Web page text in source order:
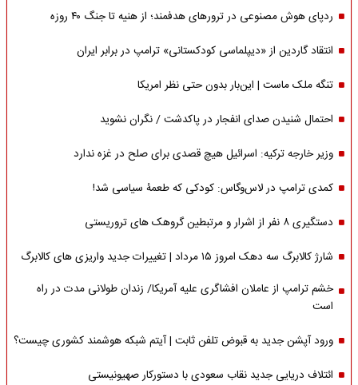
ردپای هوش مصنوعی در ترورهای هدفمند؛ از هنیه تا جنگ ۴۰ روزه
انتقاد گاردین از «دیپلماسی کودکستانی» ترامپ در برابر ایران
تنگه ملک ماست | این‌بار بدون حتی نظر امریکا
احتمال شنیدن صدای انفجار در پاکدشت / نگران نشوید
وزیر خارجه ترکیه: اسرائیل هیچ قصدی برای صلح در غزه ندارد
کمدی ترامپ در لاس‌وگاس: کودکی که طعمۀ سیاسی شد!
دستگیری ۸ نفر از اشرار و مرتبطین گروهک های تروریستی
شارژ کالابرگ سه دهک امروز ۱۵ مرداد | تغییرات جدید واریزی های کالابرگ
خشم ترامپ از عاملان افشاگری‌ علیه آمریکا/ زندان طولانی مدت در راه
است
ورود آپشن جدید به قبوض تلفن ثابت | آیتم شبکه هوشمند کشوری چیست؟
ائتلاف دریایی جدید نقاب سعودی با دستورکار صهیونیستی